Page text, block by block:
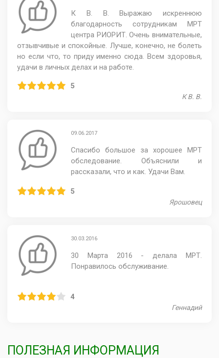
К В. В. Выражаю искреннюю
благодарность сотрудникам МРТ
центра РИОРИТ. Очень внимательные,
отзывчивые и спокойные. Лучше, конечно, не болеть
но если что, то приду именно сюда. Всем здоровья,
удачи в личных делах и на работе.
5
К В. В.
09.06.2017
Спасибо большое за хорошее МРТ
обследование. Объяснили и
рассказали, что и как. Удачи Вам.
5
Ярошовец
30.03.2016
30 Марта 2016 - делала МРТ.
Понравилось обслуживание.
4
Геннадий
ПОЛЕЗНАЯ ИНФОРМАЦИЯ